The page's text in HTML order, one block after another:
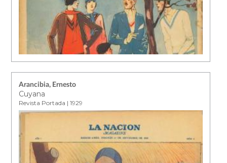
Arancibia, Ernesto
Cuyana
Revista Portada | 1929